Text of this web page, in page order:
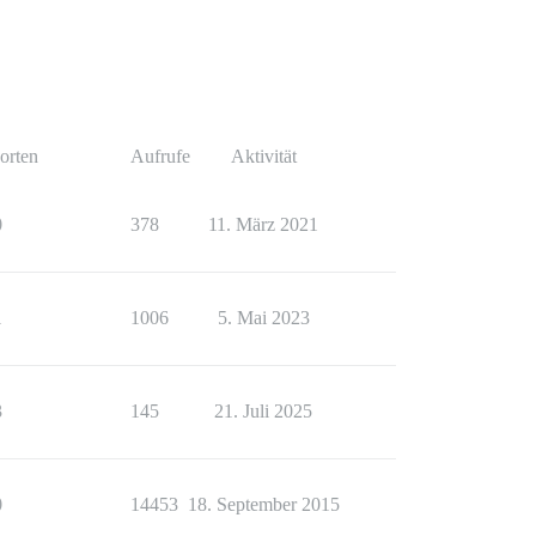
Aufrufe Aktivität
378 11. März 2021
1006 5. Mai 2023
145 21. Juli 2025
14453 18. September 2015